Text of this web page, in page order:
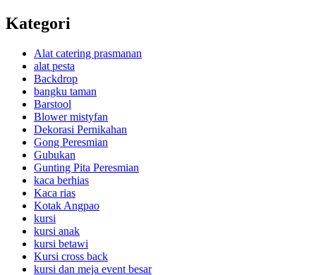
Kategori
Alat catering prasmanan
alat pesta
Backdrop
bangku taman
Barstool
Blower mistyfan
Dekorasi Pernikahan
Gong Peresmian
Gubukan
Gunting Pita Peresmian
kaca berhias
Kaca rias
Kotak Angpao
kursi
kursi anak
kursi betawi
Kursi cross back
kursi dan meja event besar